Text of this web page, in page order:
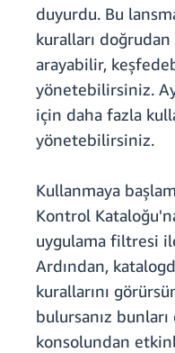
duyurdu. Bu
kuralları
arayabilir,
yönetebilirsiniz.
için daha fazla
yönetebilirsiniz.
Kullanmaya
Kontrol
uygulama filtresi
Ardından,
kurallarını
bulursanız
konsolundan